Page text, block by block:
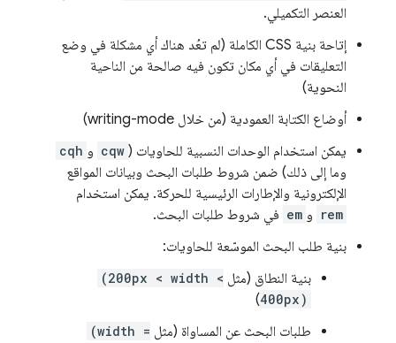
العنصر التكميلي.
إتاحة بنية CSS الكاملة (لم تعُد هناك أي مشكلة في وضع
التعليقات في أي مكان تكون فيه صالحة من الناحية
النحوية)
أوضاع الكتابة العمودية (من خلال writing-mode)
يمكن استخدام الوحدات النسبية للحاويات ( cqw و cqh
وما إلى ذلك) ضمن شروط طلبات البحث وبيانات المواقع
الإلكترونية والإطارات الرئيسية للحركة. يمكن استخدام
rem و em في شروط طلبات البحث.
بنية طلب البحث الموسّعة للحاويات:
بنية النطاق (مثل (200px < width <
400px)
)
طلبات البحث عن المساواة (مثل (width =